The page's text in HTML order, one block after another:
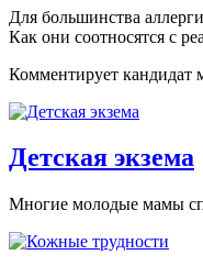
Для большинства
Как они соотносятся с
Комментирует кандидат
Детская экзема
Многие молодые мамы